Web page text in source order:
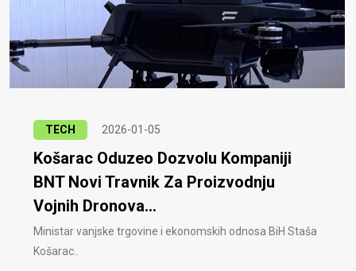
TECH 2026-01-05
Košarac Oduzeo Dozvolu Kompaniji
BNT Novi Travnik Za Proizvodnju
Vojnih Dronova...
Ministar vanjske trgovine i ekonomskih odnosa BiH Staša
Košarac..